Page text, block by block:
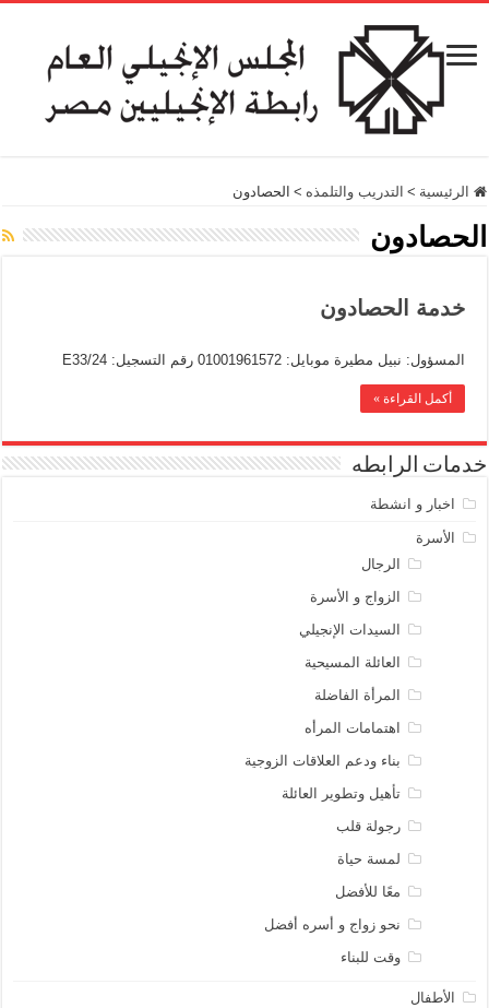
الرئيسية > التدريب والتلمذه > الحصادون
الحصادون
خدمة الحصادون
المسؤول: نبيل مطيرة موبايل: 01001961572 رقم التسجيل: E33/24
أكمل القراءة »
خدمات الرابطه
اخبار و انشطة
الأسرة
الرجال
الزواج و الأسرة
السيدات الإنجيلي
العائلة المسيحية
المرأة الفاضلة
اهتمامات المرأه
بناء ودعم العلاقات الزوجية
تأهيل وتطوير العائلة
رجولة قلب
لمسة حياة
معًا للأفضل
نحو زواج و أسره أفضل
وقت للبناء
الأطفال